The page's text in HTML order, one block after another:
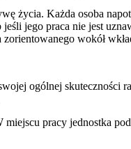
życia. Każda osoba
jego praca nie jest
wokół
ogólnej
pracy jednostka